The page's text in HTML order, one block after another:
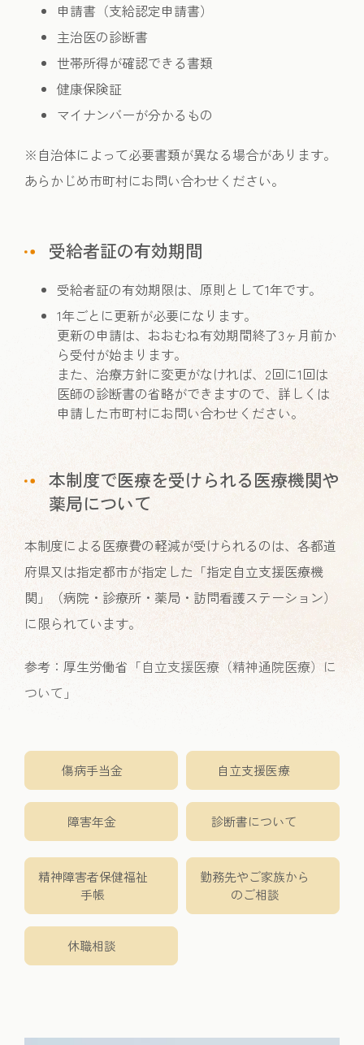
申請書（支給認定申請書）
主治医の診断書
世帯所得が確認できる書類
健康保険証
マイナンバーが分かるもの
※自治体によって必要書類が異なる場合があります。
あらかじめ市町村にお問い合わせください。
受給者証の有効期間
受給者証の有効期限は、原則として1年です。
1年ごとに更新が必要になります。
更新の申請は、おおむね有効期間終了3ヶ月前か
ら受付が始まります。
また、治療方針に変更がなければ、2回に1回は
医師の診断書の省略ができますので、詳しくは
申請した市町村にお問い合わせください。
本制度で医療を受けられる医療機関や
薬局について
本制度による医療費の軽減が受けられるのは、各都道
府県又は指定都市が指定した「指定自立支援医療機
関」（病院・診療所・薬局・訪問看護ステーション）
に限られています。
参考：厚生労働省「自立支援医療（精神通院医療）に
ついて 」
傷病手当金 自立支援医療
障害年金 診断書について
精神障害者保健福祉
手帳
勤務先やご家族から
のご相談
休職相談